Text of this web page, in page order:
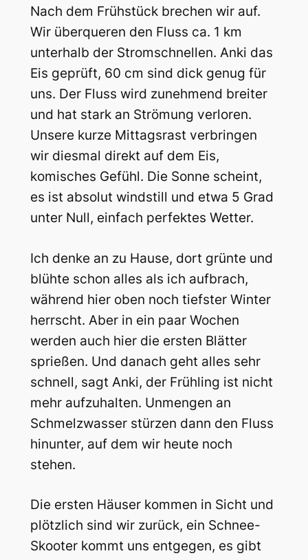
Nach dem Frühstück brechen wir auf.
Wir überqueren den Fluss ca. 1 km
unterhalb der Stromschnellen. Anki das
Eis geprüft, 60 cm sind dick genug für
uns. Der Fluss wird zunehmend breiter
und hat stark an Strömung verloren.
Unsere kurze Mittagsrast verbringen
wir diesmal direkt auf dem Eis,
komisches Gefühl. Die Sonne scheint,
es ist absolut windstill und etwa 5 Grad
unter Null, einfach perfektes Wetter.
Ich denke an zu Hause, dort grünte und
blühte schon alles als ich aufbrach,
während hier oben noch tiefster Winter
herrscht. Aber in ein paar Wochen
werden auch hier die ersten Blätter
sprießen. Und danach geht alles sehr
schnell, sagt Anki, der Frühling ist nicht
mehr aufzuhalten. Unmengen an
Schmelzwasser stürzen dann den Fluss
hinunter, auf dem wir heute noch
stehen.
Die ersten Häuser kommen in Sicht und
plötzlich sind wir zurück, ein Schnee-
Skooter kommt uns entgegen, es gibt